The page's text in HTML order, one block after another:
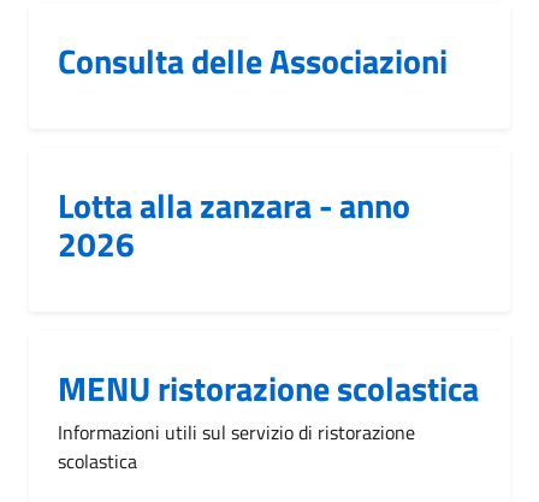
Consulta delle Associazioni
Lotta alla zanzara - anno
2026
MENU ristorazione scolastica
Informazioni utili sul servizio di ristorazione
scolastica